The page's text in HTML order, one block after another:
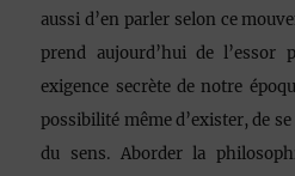
aussi d’en parler selon ce
prend aujourd’hui de l’essor
exigence secrète de notre
possibilité même d’exister, de
du sens. Aborder la